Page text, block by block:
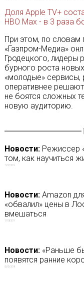
Доля Apple TV+
HBO Max - в 3 раза
При этом, по словам
«Газпром-Медиа»
Гродецкого, лидеры
бурного роста
«молодые» сервисы,
оперативнее
не боятся сложных
новую аудиторию.
Новости:Режиссер
том, как научиться
11/07/2019
Новости:Amazon
«обвалил» цены в
вмешаться
17/08/2019
Новости:«Раньше
появятся ранние
05/05/2018